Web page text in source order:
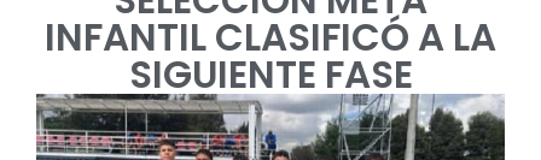
INFANTIL CLASIFICÓ A LA
SIGUIENTE FASE